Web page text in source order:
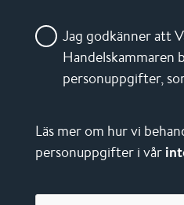
Jag godkänner att
Handelskammaren
personuppgifter,
Läs mer om hur vi
personuppgifter i vår